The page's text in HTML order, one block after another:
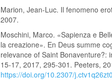
Marion, Jean-Luc. Il fenomeno
2007.
Moschini, Marco. «Sapienza e
la creazione». En Deus summe
relevance of Saint Bonaventure?:
15-17, 2017, 295-301. Peeters,
https://doi.org/10.2307/